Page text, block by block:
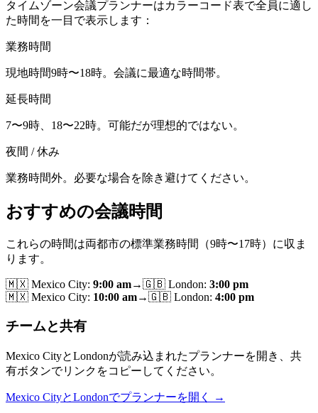
タイムゾーン会議プランナーはカラーコード表で全員に適し
た時間を一目で表示します：
業務時間
現地時間9時〜18時。会議に最適な時間帯。
延長時間
7〜9時、18〜22時。可能だが理想的ではない。
夜間 / 休み
業務時間外。必要な場合を除き避けてください。
おすすめの会議時間
これらの時間は両都市の標準業務時間（9時〜17時）に収ま
ります。
🇲🇽 Mexico City: 9:00 am→🇬🇧 London: 3:00 pm
🇲🇽 Mexico City: 10:00 am→🇬🇧 London: 4:00 pm
チームと共有
Mexico CityとLondonが読み込まれたプランナーを開き、共
有ボタンでリンクをコピーしてください。
Mexico CityとLondonでプランナーを開く →